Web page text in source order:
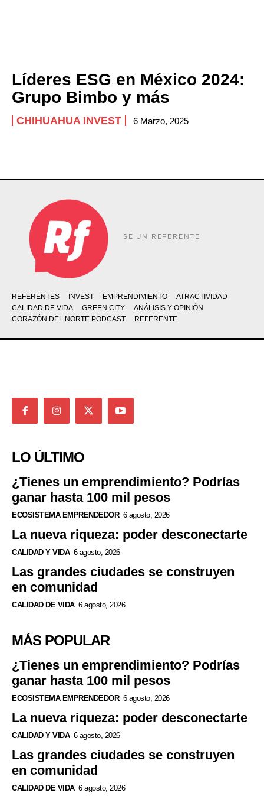
Líderes ESG en México 2024:
Grupo Bimbo y más
CHIHUAHUA INVEST 6 Marzo, 2025
SÉ UN REFERENTE
REFERENTES INVEST EMPRENDIMIENTO
ATRACTIVIDAD
CALIDAD DE VIDA
GREEN CITY
ANÁLISIS Y OPINIÓN
CORAZÓN DEL NORTE PODCAST
REFERENTE
LO ÚLTIMO
¿Tienes un emprendimiento? Podrías
ganar hasta 100 mil pesos
ECOSISTEMA EMPRENDEDOR 6 agosto, 2026
La nueva riqueza: poder desconectarte
CALIDAD Y VIDA 6 agosto, 2026
Las grandes ciudades se construyen
en comunidad
CALIDAD DE VIDA 6 agosto, 2026
MÁS POPULAR
¿Tienes un emprendimiento? Podrías
ganar hasta 100 mil pesos
ECOSISTEMA EMPRENDEDOR 6 agosto, 2026
La nueva riqueza: poder desconectarte
CALIDAD Y VIDA 6 agosto, 2026
Las grandes ciudades se construyen
en comunidad
CALIDAD DE VIDA 6 agosto, 2026